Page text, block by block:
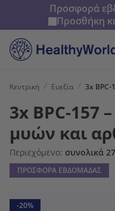
Προσφορά
Προσθήκη
Κεντρική Ευεξία
3x BPC-157
μυών και
Περιεχόμενο: συνολικά
ΠΡΟΣΦΟΡΑ ΕΒΔΟΜΑΔΑΣ
-20%